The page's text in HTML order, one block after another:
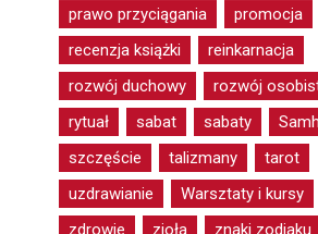
prawo przyciągania
promocja
recenzja książki
reinkarnacja
rozwój duchowy
rozwój
rytuał
sabat sabaty
szczęście
talizmany
tarot
uzdrawianie
Warsztaty i kursy
zdrowie
zioła znaki zodiaku